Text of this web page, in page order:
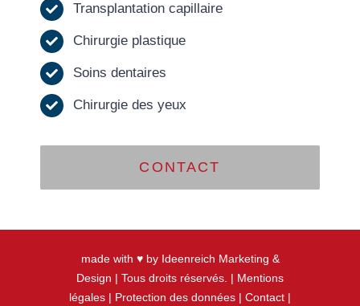
Transplantation capillaire
Chirurgie plastique
Soins dentaires
Chirurgie des yeux
CONTACT
made with ♥ by Ideenreich Marketing &
Design | Tous droits réservés. | Mentions
légales | Protection des données | Contact |